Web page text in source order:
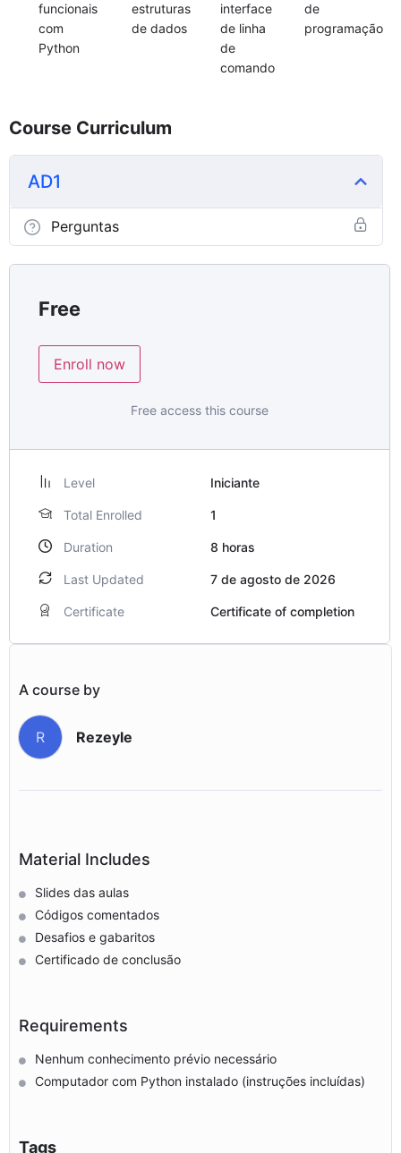
funcionais
com
Python
estruturas
de dados
interface
de linha
de
comando
de
programação
Course Curriculum
AD1
Perguntas
Free
Enroll now
Free access this course
Level Iniciante
Total Enrolled 1
Duration 8 horas
Last Updated 7 de agosto de 2026
Certificate Certificate of completion
A course by
R Rezeyle
Material Includes
Slides das aulas
Códigos comentados
Desafios e gabaritos
Certificado de conclusão
Requirements
Nenhum conhecimento prévio necessário
Computador com Python instalado (instruções incluídas)
Tags